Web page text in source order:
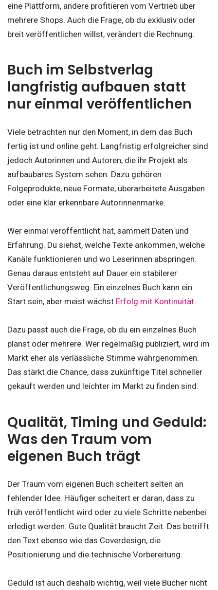
eine Plattform, andere profitieren vom Vertrieb über
mehrere Shops. Auch die Frage, ob du exklusiv oder
breit veröffentlichen willst, verändert die Rechnung.
Buch im Selbstverlag
langfristig aufbauen statt
nur einmal veröffentlichen
Viele betrachten nur den Moment, in dem das Buch
fertig ist und online geht. Langfristig erfolgreicher sind
jedoch Autorinnen und Autoren, die ihr Projekt als
aufbaubares System sehen. Dazu gehören
Folgeprodukte, neue Formate, überarbeitete Ausgaben
oder eine klar erkennbare Autorinnenmarke.
Wer einmal veröffentlicht hat, sammelt Daten und
Erfahrung. Du siehst, welche Texte ankommen, welche
Kanäle funktionieren und wo Leserinnen abspringen.
Genau daraus entsteht auf Dauer ein stabilerer
Veröffentlichungsweg. Ein einzelnes Buch kann ein
Start sein, aber meist wächst Erfolg mit Kontinuität.
Dazu passt auch die Frage, ob du ein einzelnes Buch
planst oder mehrere. Wer regelmäßig publiziert, wird im
Markt eher als verlässliche Stimme wahrgenommen.
Das stärkt die Chance, dass zukünftige Titel schneller
gekauft werden und leichter im Markt zu finden sind.
Qualität, Timing und Geduld:
Was den Traum vom
eigenen Buch trägt
Der Traum vom eigenen Buch scheitert selten an
fehlender Idee. Häufiger scheitert er daran, dass zu
früh veröffentlicht wird oder zu viele Schritte nebenbei
erledigt werden. Gute Qualität braucht Zeit. Das betrifft
den Text ebenso wie das Coverdesign, die
Positionierung und die technische Vorbereitung.
Geduld ist auch deshalb wichtig, weil viele Bücher nicht